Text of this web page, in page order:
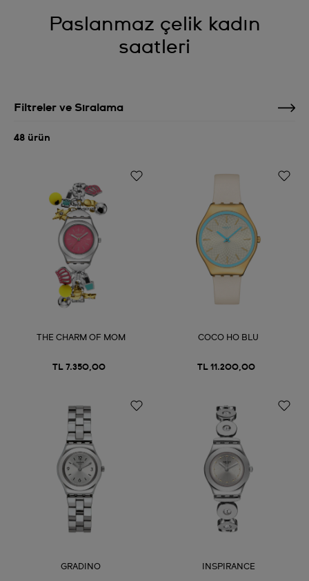
Paslanmaz çelik kadın
saatleri
Filtreler ve Sıralama
48 ürün
THE CHARM OF MOM
TL 7.350,00
COCO HO BLU
TL 11.200,00
GRADINO INSPIRANCE